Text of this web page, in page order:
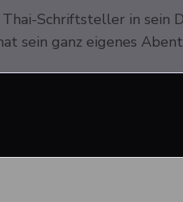
Schriftsteller in sein
sein ganz eigenes